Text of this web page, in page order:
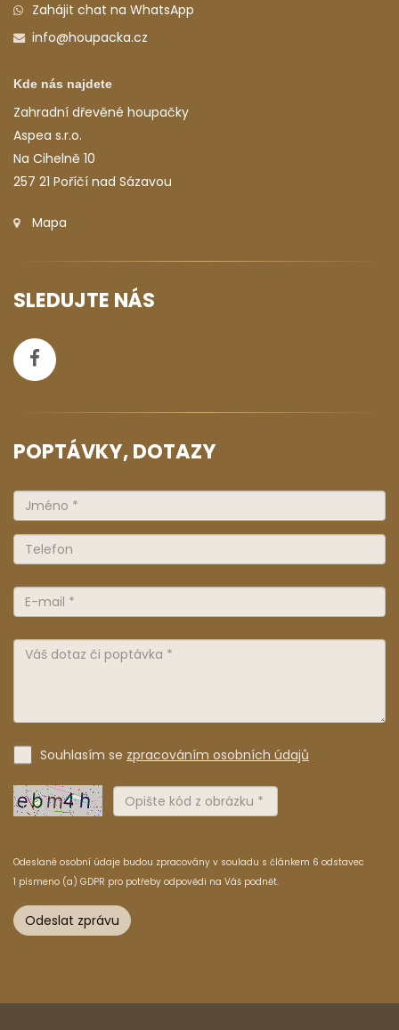
Zahájit chat na WhatsApp
info@houpacka.cz
Kde nás najdete
Zahradní dřevěné houpačky
Aspea s.r.o.
Na Cihelně 10
257 21 Poříčí nad Sázavou
Mapa
SLEDUJTE NÁS
POPTÁVKY, DOTAZY
Souhlasím se zpracováním osobních údajů
Odeslané osobní údaje budou zpracovány v souladu s článkem 6 odstavec
1 písmeno (a) GDPR pro potřeby odpovědi na Váš podnět.